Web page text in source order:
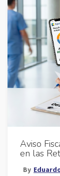
Aviso
en las
By